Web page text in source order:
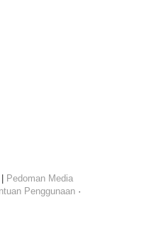
Pedoman Media
Penggunaan ·